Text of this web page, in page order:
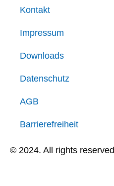
Kontakt
Impressum
Downloads
Datenschutz
AGB
Barrierefreiheit
© 2024. All rights reserved